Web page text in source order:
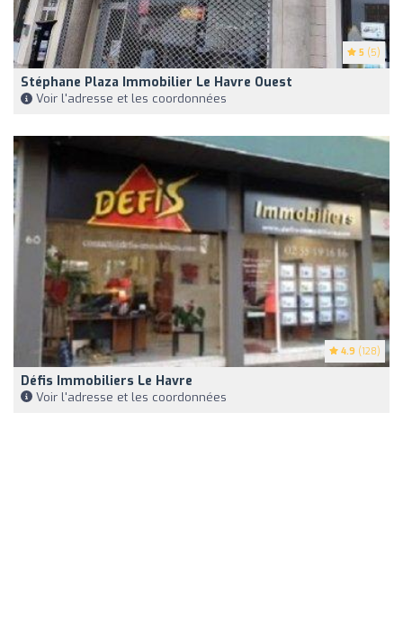
5 (5)
Stéphane Plaza Immobilier Le Havre Ouest
Voir l'adresse et les coordonnées
4.9 (128)
Défis Immobiliers Le Havre
Voir l'adresse et les coordonnées